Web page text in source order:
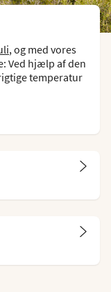
, og med vores
Ved hjælp af den
temperatur